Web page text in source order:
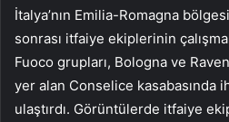
İtalya’nın Emilia-Romagna
sonrası itfaiye ekiplerinin
Fuoco grupları, Bologna ve
yer alan Conselice kasabasında
ulaştırdı. Görüntülerde itfaiye